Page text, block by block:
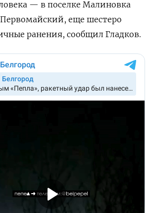
— в поселке Малиновка
еще шестеро
ранения, сообщил Гладков.